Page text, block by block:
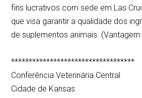
fins lucrativos com sede em Las
que visa garantir a qualidade dos
de suplementos animais. (Vantagem
***********************************
Conferência Veterinária Central
Cidade de Kansas